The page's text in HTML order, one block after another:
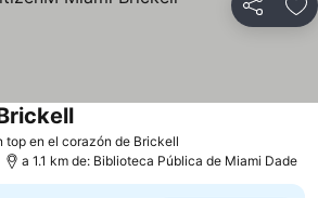
Compartir
top en el corazón de Brickell
Ver precios
a 1.1 km de: Biblioteca Pública de Miami Dade